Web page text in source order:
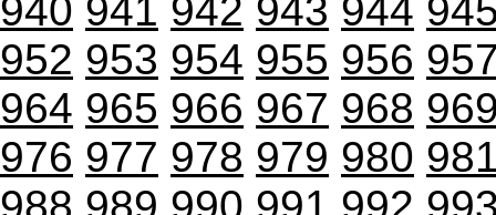
940 941 942 943 944
952 953 954 955 956
964 965 966 967 968
976 977 978 979 980